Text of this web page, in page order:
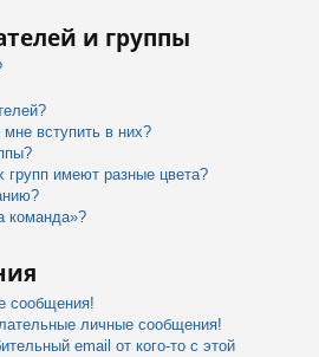
и группы
мне вступить в них?
групп имеют разные цвета?
команда»?
сообщения!
личные сообщения!
email от кого-то с этой